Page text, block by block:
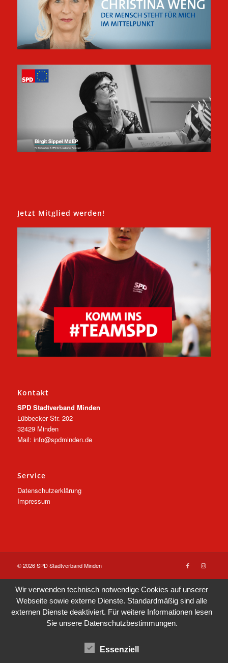
Jetzt Mitglied werden!
Kontakt
SPD Stadtverband Minden
Lübbecker Str. 202
32429 Minden
Mail: info@spdminden.de
Service
Datenschutzerklärung
Impressum
© 2026 SPD Stadtverband Minden
Wir verwenden technisch notwendige Cookies auf unserer
Webseite sowie externe Dienste. Standardmäßig sind alle
externen Dienste deaktiviert. Für weitere Informationen lesen
Sie unsere Datenschutzbestimmungen.
Essenziell